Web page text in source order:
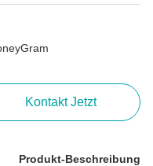
Kontakt Jetzt
Produkt-Beschreibung